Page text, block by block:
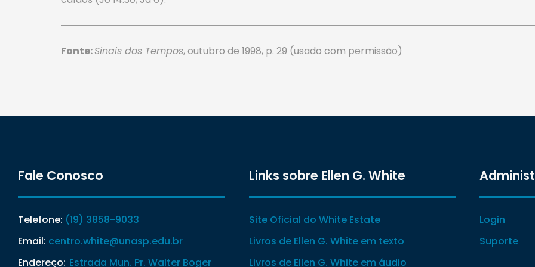
Fonte:Sinais dos Tempos, outubro de 1998, p. 29 (usado com permissão)
Fale Conosco
Telefone: (19) 3858-9033
Email: centro.white@unasp.edu.br
Endereço: Estrada Mun. Pr. Walter Boger
Links sobre Ellen G. White
Site Oficial do White Estate
Livros de Ellen G. White em texto
Livros de Ellen G. White em áudio
Login
Suporte